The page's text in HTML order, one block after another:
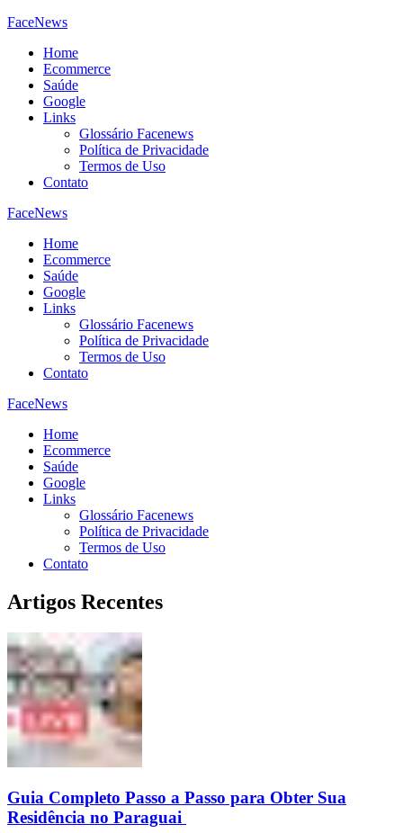
FaceNews
Home
Ecommerce
Saúde
Google
Links
Glossário Facenews
Política de Privacidade
Termos de Uso
Contato
FaceNews
Home
Ecommerce
Saúde
Google
Links
Glossário Facenews
Política de Privacidade
Termos de Uso
Contato
FaceNews
Home
Ecommerce
Saúde
Google
Links
Glossário Facenews
Política de Privacidade
Termos de Uso
Contato
Artigos Recentes
Guia Completo Passo a Passo para Obter Sua
Residência no Paraguai